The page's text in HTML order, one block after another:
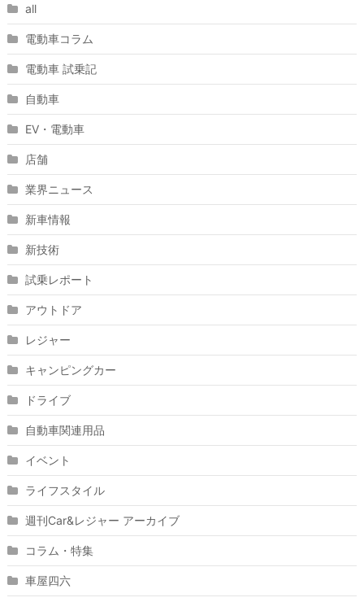
all
電動車コラム
電動車 試乗記
自動車
EV・電動車
店舗
業界ニュース
新車情報
新技術
試乗レポート
アウトドア
レジャー
キャンピングカー
ドライブ
自動車関連用品
イベント
ライフスタイル
週刊Car&レジャー アーカイブ
コラム・特集
車屋四六